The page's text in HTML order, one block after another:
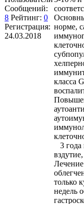
Сообщений:
8 Рейтинг: 0
Регистрация:
24.03.2018
норме,
класса
3 года
только
недель